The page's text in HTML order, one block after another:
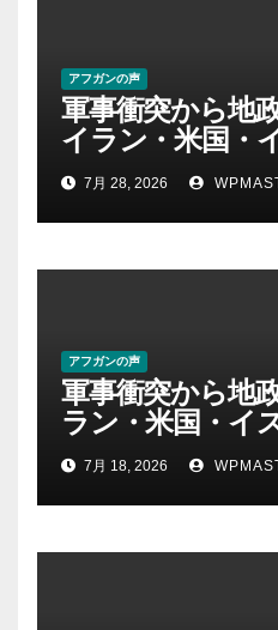
アフガンの声
軍事衝突から地
イラン・米国・
後の中東 権力、
を問い直す-第２
7月 28, 2026
アフガンの声
軍事衝突から地
ラン・米国・イ
の中東における
界秩序の再定義ー
7月 18, 2026